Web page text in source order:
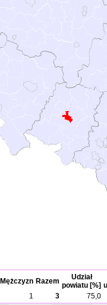
Mężczyzn Razem
Udział
powiatu [%]
1 3 75,0